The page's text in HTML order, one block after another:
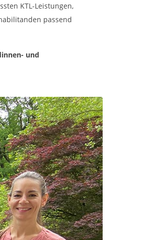
KTL-Leistungen,
passend
und